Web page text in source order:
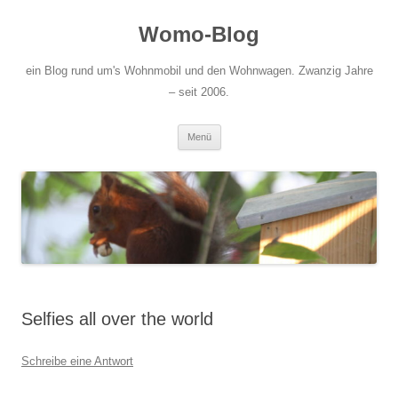
Womo-Blog
ein Blog rund um's Wohnmobil und den Wohnwagen. Zwanzig Jahre
– seit 2006.
Menü
Selfies all over the world
Schreibe eine Antwort